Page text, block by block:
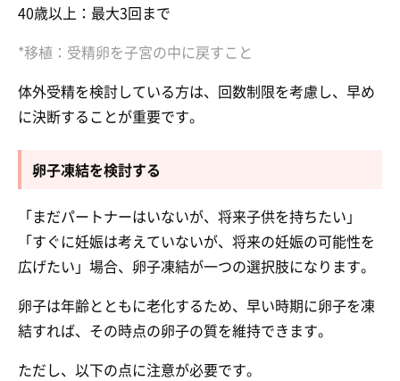
40歳以上：最大3回まで
*移植：受精卵を子宮の中に戻すこと
体外受精を検討している方は、回数制限を考慮し、早め
に決断することが重要です。
卵子凍結を検討する
「まだパートナーはいないが、将来子供を持ちたい」
「すぐに妊娠は考えていないが、将来の妊娠の可能性を
広げたい」場合、卵子凍結が一つの選択肢になります。
卵子は年齢とともに老化するため、早い時期に卵子を凍
結すれば、その時点の卵子の質を維持できます。
ただし、以下の点に注意が必要です。